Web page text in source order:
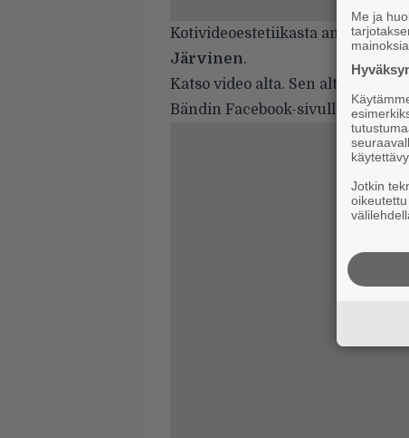
Kotivideoestetiikasta
Järvinen.
Katso video alta. Sen alta löydät
Bändin Facebook-sivulle pääset
Me ja
mainoksia.
Jotkin